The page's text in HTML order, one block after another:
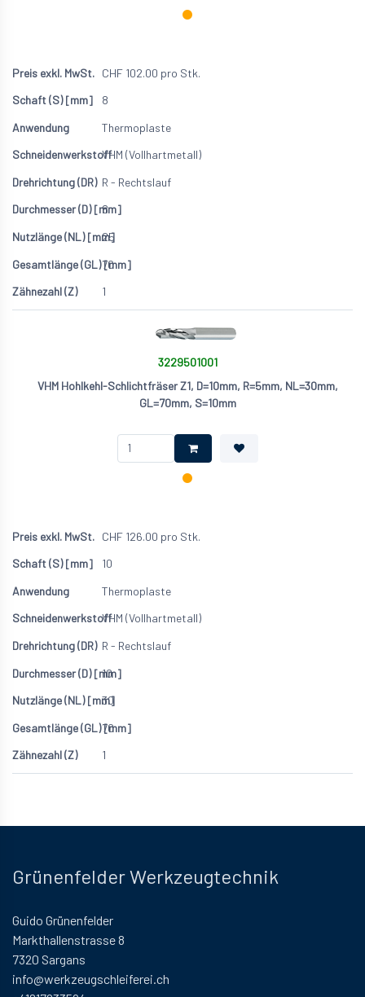
CHF 102.00 pro Stk.
8
Thermoplaste
VHM (Vollhartmetall)
R - Rechtslauf
8
25
70
1
3229501001
VHM Hohlkehl-Schlichtfräser Z1, D=10mm, R=5mm, NL=30mm,
GL=70mm, S=10mm
CHF 126.00 pro Stk.
10
Thermoplaste
VHM (Vollhartmetall)
R - Rechtslauf
10
30
70
1
Grünenfelder Werkzeugtechnik
Guido Grünenfelder
Markthallenstrasse 8
7320 Sargans
info@werkzeugschleiferei.ch